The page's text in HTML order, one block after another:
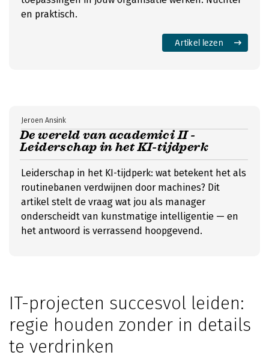
en praktisch.
Artikel lezen
De wereld van academici II -
Leiderschap in het KI-tijdperk
Jeroen Ansink
Leiderschap in het KI-tijdperk: wat betekent het als
routinebanen verdwijnen door machines? Dit
artikel stelt de vraag wat jou als manager
onderscheidt van kunstmatige intelligentie — en
het antwoord is verrassend hoopgevend.
IT-projecten succesvol leiden:
regie houden zonder in details
te verdrinken